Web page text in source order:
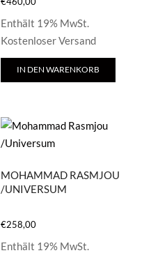
Enthält 19% MwSt.
Kostenloser Versand
IN DEN WARENKORB
MOHAMMAD RASMJOU
/UNIVERSUM
€258,00
Enthält 19% MwSt.